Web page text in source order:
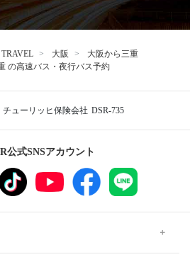
大阪
大阪から三重
の高速バス・夜行バス予約
チューリッヒ保険会社 DSR-735
公式SNSアカウント